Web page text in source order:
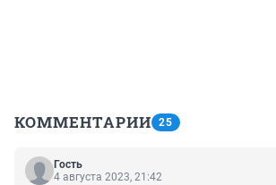
КОММЕНТАРИИ 25
Гость
4 августа 2023, 21:42